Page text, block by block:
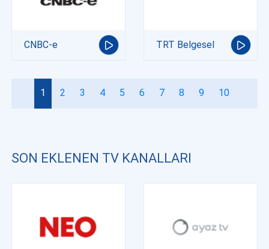
CNBC-e TRT Belgesel
1 2 3 4 5 6 7 8 9 10
SON EKLENEN TV KANALLARI